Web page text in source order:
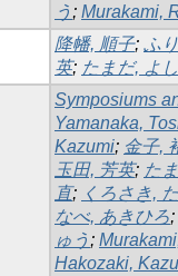
う ; Murakami,
降幡, 順子; ふ
英; たまだ, よ
Symposiums
Yamanaka,
Kazumi; 金子,
玉田, 芳英; た
直; くろさき,
なべ, あきひろ;
ゅう ;
Hakozaki,